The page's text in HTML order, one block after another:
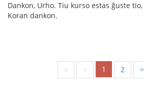
Dankon, Urho. Tiu kurso estas ĝuste
Koran dankon.
« < 1 2 >